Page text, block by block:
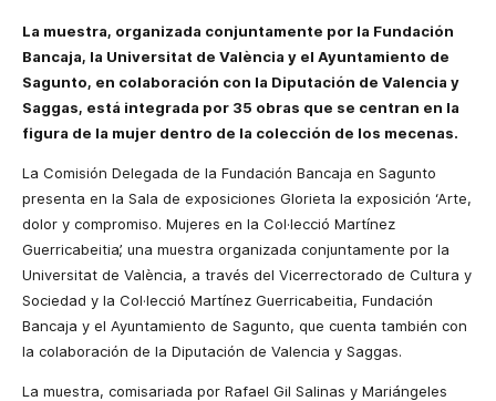
La muestra, organizada conjuntamente por la Fundación
Bancaja, la Universitat de València y el Ayuntamiento de
Sagunto, en colaboración con la Diputación de Valencia y
Saggas, está integrada por 35 obras que se centran en la
figura de la mujer dentro de la colección de los mecenas.
La Comisión Delegada de la Fundación Bancaja en Sagunto
presenta en la Sala de exposiciones Glorieta la exposición ‘Arte,
dolor y compromiso. Mujeres en la Col·lecció Martínez
Guerricabeitia’, una muestra organizada conjuntamente por la
Universitat de València, a través del Vicerrectorado de Cultura y
Sociedad y la Col·lecció Martínez Guerricabeitia, Fundación
Bancaja y el Ayuntamiento de Sagunto, que cuenta también con
la colaboración de la Diputación de Valencia y Saggas.
La muestra, comisariada por Rafael Gil Salinas y Mariángeles